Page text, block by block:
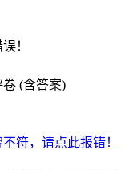
！
符，请点此报错！